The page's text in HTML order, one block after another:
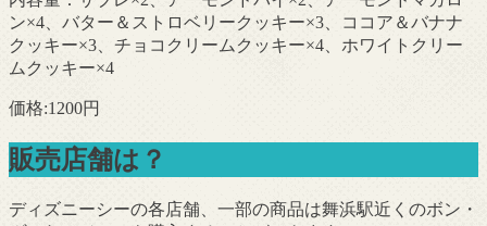
ン×4、バター＆ストロベリークッキー×3、ココア＆バナナ
クッキー×3、チョコクリームクッキー×4、ホワイトクリー
ムクッキー×4
価格:1200円
販売店舗は？
ディズニーシーの各店舗、一部の商品は舞浜駅近くのボン・